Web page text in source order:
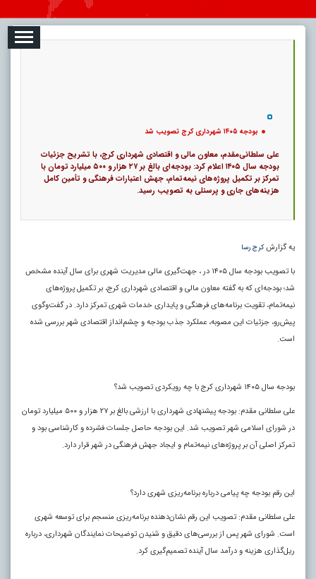
بودجه ۱۴۰۵ شهرداری کرج تصویب شد
علی سلطانی‌مقدم، معاون مالی و اقتصادی شهرداری کرج، با تشریح جزئیات
بودجه سال ۱۴۰۵ اعلام کرد: بودجه‌ای بالغ بر ۲۷ هزار و ۵۰۰ میلیارد تومان با
تمرکز بر تکمیل پروژه‌های نیمه‌تمام، جهش اعتبارات فرهنگی و تأمین کامل
هزینه‌های جاری و پرسنلی به تصویب رسید.
یه گزارشکرج رسا
با تصویب بودجه سال ۱۴۰۵ در ، جهت‌گیری مالی مدیریت شهری برای سال آینده مشخص
شد؛ بودجه‌ای که به گفته معاون مالی و اقتصادی شهرداری کرج، بر تکمیل پروژه‌های
نیمه‌تمام، تقویت برنامه‌های فرهنگی و پایداری خدمات شهری تمرکز دارد. در گفت‌وگوی
پیش‌رو، جزئیات این مصوبه، عملکرد جذب بودجه و چشم‌انداز اقتصادی شهر بررسی شده
است.
بودجه سال ۱۴۰۵ شهرداری کرج با چه رویکردی تصویب شد؟
علی سلطانی مقدم: بودجه پیشنهادی شهرداری با ارزشی بالغ بر ۲۷ هزار و ۵۰۰ میلیارد تومان
در شورای اسلامی شهر تصویب شد. این بودجه حاصل جلسات فشرده و کارشناسی بود و
تمرکز اصلی آن بر پروژه‌های نیمه‌تمام و ایجاد جهش فرهنگی در شهر قرار دارد.
این رقم بودجه چه پیامی درباره برنامه‌ریزی شهری دارد؟
علی سلطانی مقدم: تصویب این رقم نشان‌دهنده برنامه‌ریزی منسجم برای توسعه شهری
است. شورای شهر پس از بررسی‌های دقیق و شنیدن توضیحات نمایندگان شهرداری، درباره
ریل‌گذاری هزینه و درآمد سال آینده تصمیم‌گیری کرد.